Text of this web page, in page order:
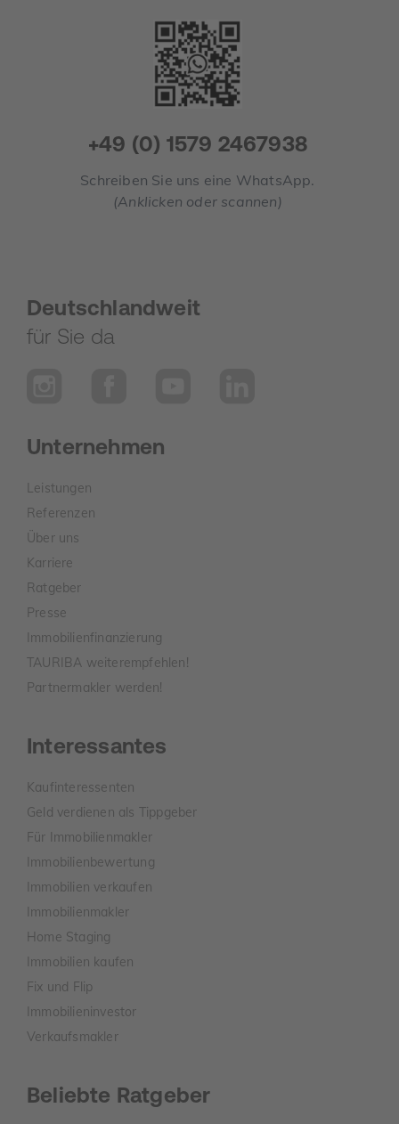
+49 (0) 1579 2467938
Schreiben Sie uns eine WhatsApp.
(Anklicken oder scannen)
Deutschlandweit
für Sie da
Unternehmen
Leistungen
Referenzen
Über uns
Karriere
Ratgeber
Presse
Immobilienfinanzierung
TAURIBA weiterempfehlen!
Partnermakler werden!
Interessantes
Kaufinteressenten
Geld verdienen als Tippgeber
Für Immobilienmakler
Immobilienbewertung
Immobilien verkaufen
Immobilienmakler
Home Staging
Immobilien kaufen
Fix und Flip
Immobilieninvestor
Verkaufsmakler
Beliebte Ratgeber